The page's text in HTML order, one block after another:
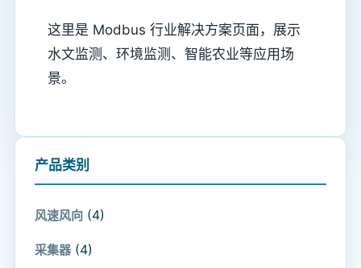
这里是 Modbus 行业解决方案页面，展示
水文监测、环境监测、智能农业等应用场
景。
产品类别
风速风向 (4)
采集器 (4)